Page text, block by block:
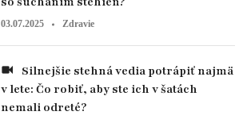
03.07.2025 Zdravie
v lete: Čo robiť, aby ste ich v šatách
nemali odreté?